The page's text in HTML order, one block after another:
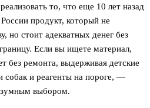
то, что еще 10 лет назад
продукт, который не
но стоит адекватных денег без
Если вы ищете материал,
без ремонта, выдерживая детские
собак и реагенты на пороге, —
выбором.